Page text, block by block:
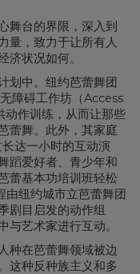
舞台的界限，深入到
量，致力于让所有人
济状况如何。
划中。纽约芭蕾舞团
障碍工作坊（Access
作训练，从而让那些
蕾舞。此外，其家庭
达一小时的互动演
蹈爱好者、青少年和
蕾基本功培训班轻松
纽约城市立芭蕾舞团
剧目启发的动作组
与艺术家进行互动。
种在芭蕾舞领域被边
这种反种族主义和多